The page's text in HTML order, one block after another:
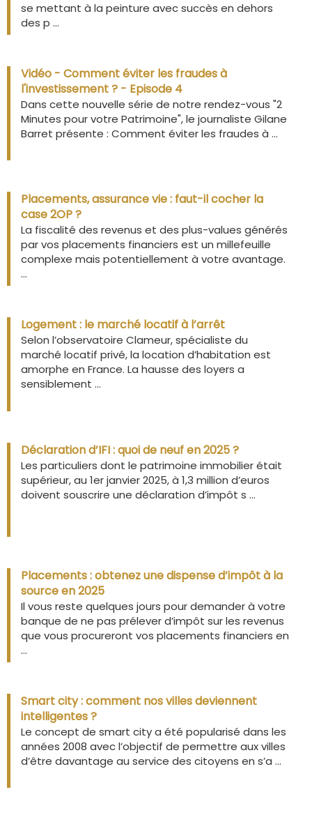
se mettant à la peinture avec succès en dehors
des p ...
Vidéo - Comment éviter les fraudes à
l'investissement ? - Episode 4
Dans cette nouvelle série de notre rendez-vous "2
Minutes pour votre Patrimoine", le journaliste Gilane
Barret présente : Comment éviter les fraudes à ...
Placements, assurance vie : faut-il cocher la
case 2OP ?
La fiscalité des revenus et des plus-values générés
par vos placements financiers est un millefeuille
complexe mais potentiellement à votre avantage.
...
Logement : le marché locatif à l’arrêt
Selon l’observatoire Clameur, spécialiste du
marché locatif privé, la location d’habitation est
amorphe en France. La hausse des loyers a
sensiblement ...
Déclaration d’IFI : quoi de neuf en 2025 ?
Les particuliers dont le patrimoine immobilier était
supérieur, au 1er janvier 2025, à 1,3 million d’euros
doivent souscrire une déclaration d’impôt s ...
Placements : obtenez une dispense d’impôt à la
source en 2025
Il vous reste quelques jours pour demander à votre
banque de ne pas prélever d’impôt sur les revenus
que vous procureront vos placements financiers en
...
Smart city : comment nos villes deviennent
intelligentes ?
Le concept de smart city a été popularisé dans les
années 2008 avec l’objectif de permettre aux villes
d’être davantage au service des citoyens en s’a ...